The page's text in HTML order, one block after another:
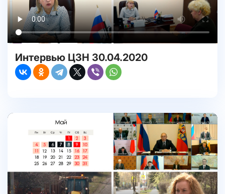
Интервью ЦЗН 30.04.2020